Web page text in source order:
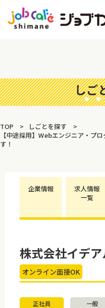
しご
TOP
しごとを探す
【中途採用】Webエンジニア・プ
す！
企業情報
求人情報
一覧
株式会社イデ
オンライン面接OK
正社員 一般